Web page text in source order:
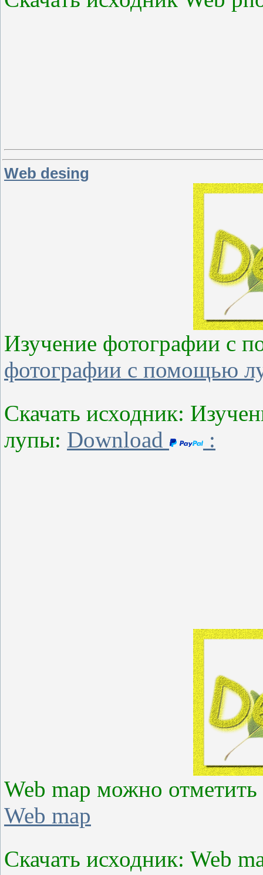
Web desing
Изучение фотографии с
фотографии с помощью
Скачать исходник:
лупы: Download :
Web map можно
Web map
Скачать исходник: Web